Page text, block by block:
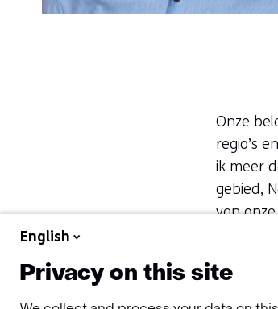
Onze
regio’s
ik meer
gebied,
van
English
Privacy on this site